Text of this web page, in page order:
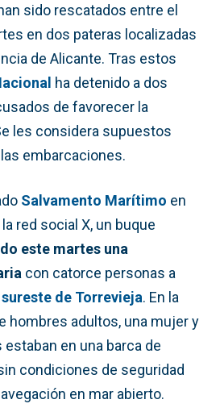
sido rescatados entre el
en dos pateras localizadas
de Alicante. Tras estos
ha detenido a dos
de favorecer la
les considera supuestos
embarcaciones.
Salvamento Marítimo en
red social X, un buque
este martes una
con catorce personas a
de Torrevieja. En la
hombres adultos, una mujer y
en una barca de
condiciones de seguridad
en mar abierto.